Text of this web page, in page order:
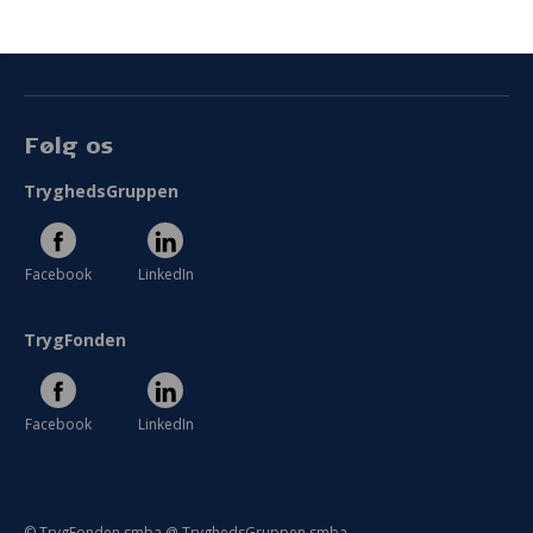
Følg os
TryghedsGruppen
Facebook LinkedIn
TrygFonden
Facebook LinkedIn